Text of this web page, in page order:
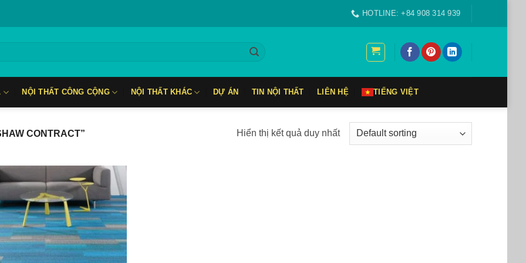
HOTLINE: +84 908 314 939
NỘI THẤT CÔNG CỘNG NỘI THẤT KHÁC DỰ ÁN TIN NỘI THẤT LIÊN HỆ TIẾNG VIỆT
CONTRACT” Hiển thị kết quả duy nhất